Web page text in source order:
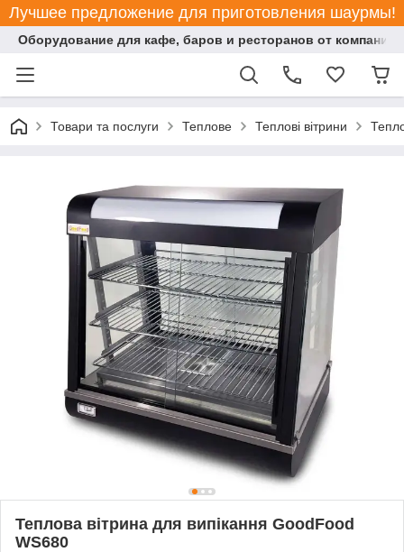
Лучшее предложение для приготовления шаурмы!
Оборудование для кафе, баров и ресторанов от компании
Товари та послуги Теплове Теплові вітрини
Теплова вітрина для випікання GoodFood
WS680